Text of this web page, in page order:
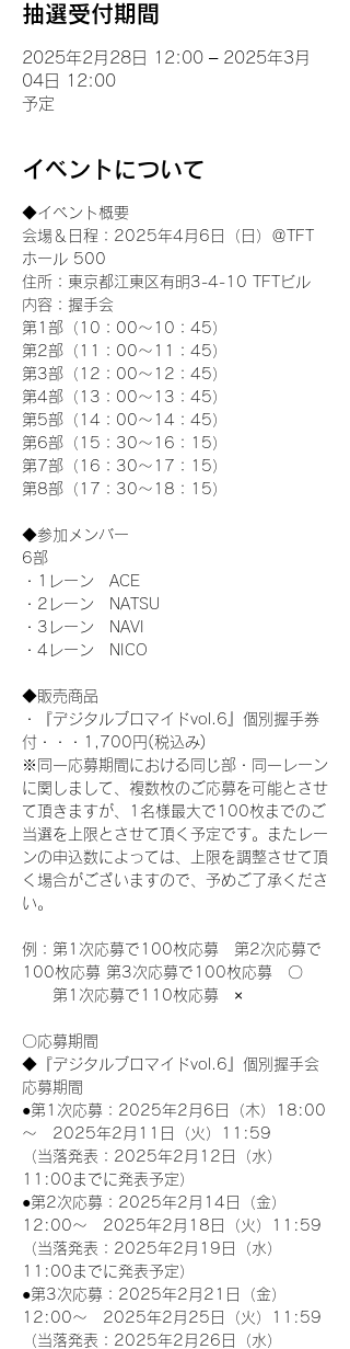
抽選受付期間
2025年2月28日 12:00 – 2025年3月
04日 12:00
予定
イベントについて
◆イベント概要
会場＆日程：2025年4月6日（日）＠TFT
ホール 500
住所：東京都江東区有明3-4-10 TFTビル
内容：握手会
第1部（10：00～10：45）
第2部（11：00～11：45）
第3部（12：00～12：45）
第4部（13：00～13：45）
第5部（14：00～14：45）
第6部（15：30～16：15）
第7部（16：30～17：15）
第8部（17：30～18：15）
◆参加メンバー
6部
・1レーン　ACE
・2レーン　NATSU
・3レーン　NAVI
・4レーン　NICO
◆販売商品
・『デジタルブロマイドvol.6』個別握手券
付・・・1,700円(税込み)
※同一応募期間における同じ部・同一レーン
に関しまして、複数枚のご応募を可能とさせ
て頂きますが、1名様最大で100枚までのご
当選を上限とさせて頂く予定です。またレー
ンの申込数によっては、上限を調整させて頂
く場合がございますので、予めご了承くださ
い。
例：第1次応募で100枚応募　第2次応募で
100枚応募 第3次応募で100枚応募　〇
第1次応募で110枚応募　×
〇応募期間
◆『デジタルブロマイドvol.6』個別握手会
応募期間
●第1次応募：2025年2月6日（木）18:00
～　2025年2月11日（火）11:59
（当落発表：2025年2月12日（水）
11:00までに発表予定）
●第2次応募：2025年2月14日（金）
12:00～　2025年2月18日（火）11:59
（当落発表：2025年2月19日（水）
11:00までに発表予定）
●第3次応募：2025年2月21日（金）
12:00～　2025年2月25日（火）11:59
（当落発表：2025年2月26日（水）